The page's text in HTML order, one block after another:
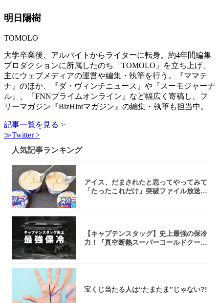
明日陽樹
TOMOLO
大学卒業後、アルバイトからライターに転身。約4年間編集
プロダクションに所属したのち「TOMOLO」を立ち上げ、
主にウェブメディアの運営や編集・執筆を行う。『ママテ
ナ』のほか、『ダ・ヴィンチニュース』や『スーモジャーナ
ル』、『FNNプライムオンライン』など幅広く寄稿し、フ
リーマガジン『BizHintマガジン』の編集・執筆も担当中。
記事一覧を見る >
≫Twitter >
人気記事ランキング
アイス、だまされたと思ってやってみて
「たったこれだけ」突破ファイル放送で
【キャプテンスタッグ】史上最強の保冷
力！『真空断熱スーパーコールドクーラ
宝くじ当たる人は“たまたま”じゃない?!